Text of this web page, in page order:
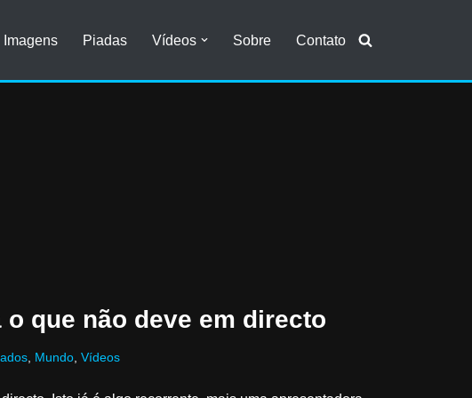
Imagens Piadas Vídeos Sobre Contato
que não deve em directo
Mundo Vídeos